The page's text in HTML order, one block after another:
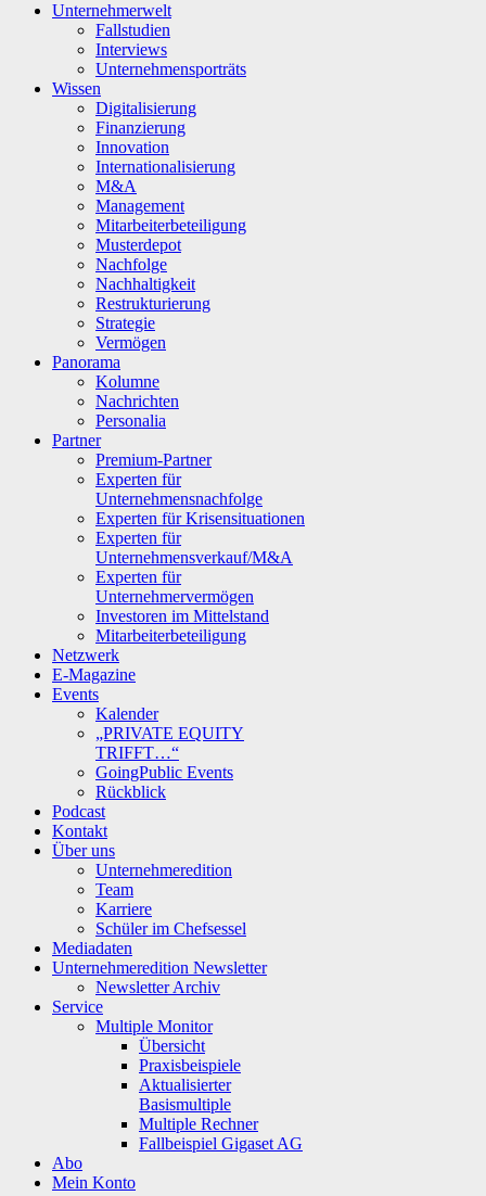
Unternehmerwelt
Fallstudien
Interviews
Unternehmensporträts
Wissen
Digitalisierung
Finanzierung
Innovation
Internationalisierung
M&A
Management
Mitarbeiterbeteiligung
Musterdepot
Nachfolge
Nachhaltigkeit
Restrukturierung
Strategie
Vermögen
Panorama
Kolumne
Nachrichten
Personalia
Partner
Premium-Partner
Experten für
Unternehmensnachfolge
Experten für Krisensituationen
Experten für
Unternehmensverkauf/M&A
Experten für
Unternehmervermögen
Investoren im Mittelstand
Mitarbeiterbeteiligung
Netzwerk
E-Magazine
Events
Kalender
„PRIVATE EQUITY
TRIFFT…“
GoingPublic Events
Rückblick
Podcast
Kontakt
Über uns
Unternehmeredition
Team
Karriere
Schüler im Chefsessel
Mediadaten
Unternehmeredition Newsletter
Newsletter Archiv
Service
Multiple Monitor
Übersicht
Praxisbeispiele
Aktualisierter
Basismultiple
Multiple Rechner
Fallbeispiel Gigaset AG
Abo
Mein Konto